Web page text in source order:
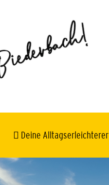
Deine Alltagserleichterer